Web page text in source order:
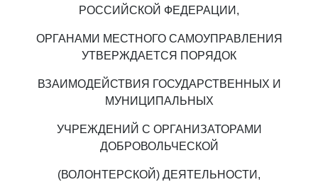
РОССИЙСКОЙ ФЕДЕРАЦИИ,
ОРГАНАМИ МЕСТНОГО САМОУПРАВЛЕНИЯ
УТВЕРЖДАЕТСЯ ПОРЯДОК
ВЗАИМОДЕЙСТВИЯ ГОСУДАРСТВЕННЫХ И
МУНИЦИПАЛЬНЫХ
УЧРЕЖДЕНИЙ С ОРГАНИЗАТОРАМИ
ДОБРОВОЛЬЧЕСКОЙ
(ВОЛОНТЕРСКОЙ) ДЕЯТЕЛЬНОСТИ,